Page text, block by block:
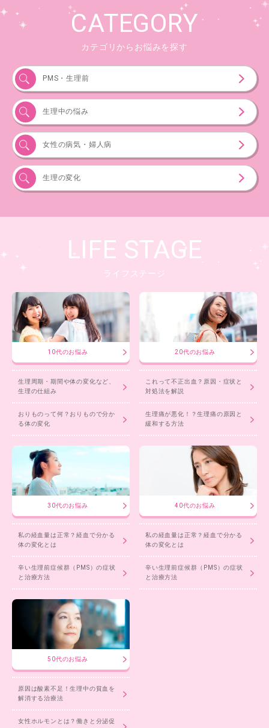
CATEGORY
カテゴリからお悩みを探す
PMS・生理前
生理中の悩み
女性の病気・婦人病
生理の変化
LIFE STAGE
ライフステージ
10代のお悩み
生理周期・期間や体の変化など、
生理の仕組み
おりものって何？おりもので分か
る体の変化
20代のお悩み
これって不正出血？原因・症状と
対処法を解説
生理痛が悪化！？生理痛の原因と
緩和する方法
30代のお悩み
私の経血量は正常？経血で分かる
体の変化とは
辛い生理前症候群（PMS）の症状
と治療方法
40代のお悩み
私の経血量は正常？経血で分かる
体の変化とは
辛い生理前症候群（PMS）の症状
と治療方法
50代のお悩み
原因は酸素不足！生理中の貧血を
解消する治療法
女性ホルモンとは？働きと分泌促